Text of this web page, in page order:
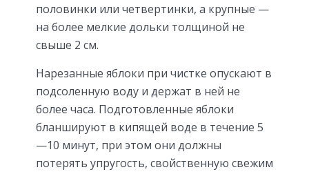
половинки или четвертинки, а крупные —
на более мелкие дольки толщиной не
свыше 2 см.
Нарезанные яблоки при чистке опускают в
подсоленную воду и держат в ней не
более часа. Подготовленные яблоки
бланшируют в кипящей воде в течение 5
—10 минут, при этом они должны
потерять упругость, свойственную свежим